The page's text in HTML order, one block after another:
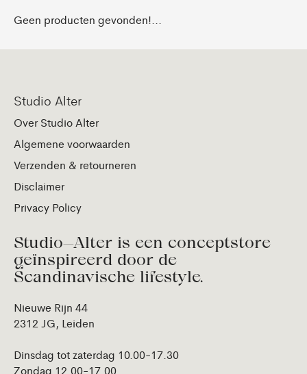
Geen producten gevonden!...
Studio Alter
Over Studio Alter
Algemene voorwaarden
Verzenden & retourneren
Disclaimer
Privacy Policy
Studio—Alter is een conceptstore
geïnspireerd door de
Scandinavische lifestyle.
Nieuwe Rijn 44
2312 JG, Leiden
Dinsdag tot zaterdag 10.00-17.30
Zondag 12.00-17.00